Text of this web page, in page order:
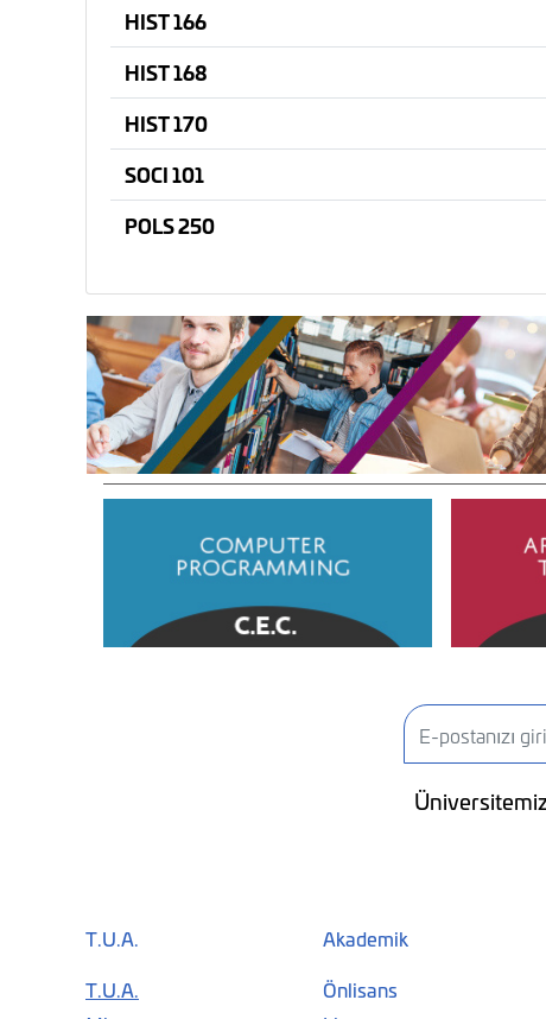
HIST 166
HIST 168
HIST 170
SOCI 101
POLS 250
T.U.A.
T.U.A.
Akademik
Önlisans